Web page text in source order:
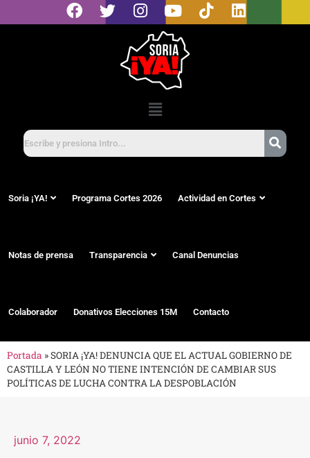
Soria ¡YA! Programa Cortes 2026 Actividad en Cortes
Notas de prensa Transparencia Canal Denuncias
Colaborador Donativos Elecciones 15M Contacto
Portada »SORIA ¡YA! DENUNCIA QUE EL ACTUAL GOBIERNO DE
CASTILLA Y LEÓN NO TIENE INTENCIÓN DE CAMBIAR SUS
POLÍTICAS DE LUCHA CONTRA LA DESPOBLACIÓN
junio 7, 2022